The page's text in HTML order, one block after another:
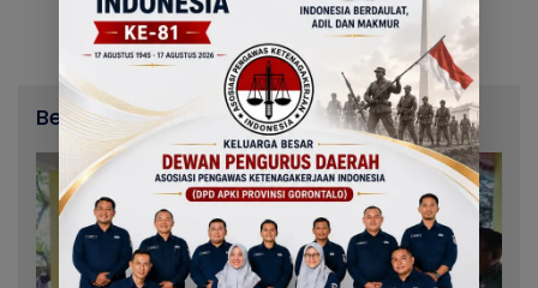
dan Rumah
Berita Terbaru